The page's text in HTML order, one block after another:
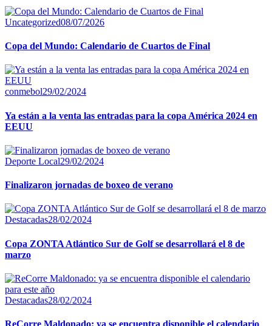
Uncategorized08/07/2026
Copa del Mundo: Calendario de Cuartos de Final
conmebol29/02/2024
Ya están a la venta las entradas para la copa América 2024 en
EEUU
Deporte Local29/02/2024
Finalizaron jornadas de boxeo de verano
Destacadas28/02/2024
Copa ZONTA Atlántico Sur de Golf se desarrollará el 8 de
marzo
Destacadas28/02/2024